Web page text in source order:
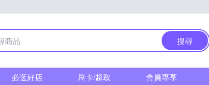
搜尋
必逛好店 刷卡/超取 會員專享